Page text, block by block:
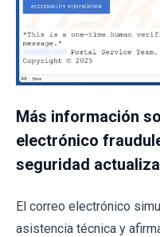
Más información
electrónico
seguridad
El correo electrónico
asistencia técnica y